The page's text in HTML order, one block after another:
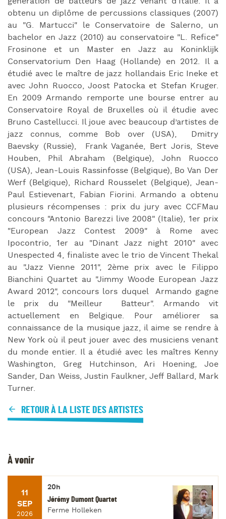
obtenu un diplôme de percussions classiques (2007)
au "G. Martucci" le Conservatoire de Salerno, un
bachelor en Jazz (2010) au conservatoire "L. Refice"
Frosinone et un Master en Jazz au Koninklijk
Conservatorium Den Haag (Hollande) en 2012. Il a
étudié avec le maître de jazz hollandais Eric Ineke et
avec John Ruocco, Joost Patocka et Stefan Kruger.
En 2009 Armando remporte une bourse entrer au
Conservatoire Royal de Bruxelles où il étudie avec
Bruno Castellucci. Il joue avec beaucoup d’artistes de
jazz connus, comme Bob over (USA), Dmitry
Baevsky (Russie), Frank Vaganée, Bert Joris, Steve
Houben, Phil Abraham (Belgique), John Ruocco
(USA), Jean-Louis Rassinfosse (Belgique), Bo Van Der
Werf (Belgique), Richard Rousselet (Belgique), Jean-
Paul Estievenart, Fabian Fiorini. Armando a obtenu
plusieurs récompenses : prix du jury avec CCFMau
concours "Antonio Barezzi live 2008" (Italie), 1er prix
"European Jazz Contest 2009" à Rome avec
Ipocontrio, 1er au "Dinant Jazz night 2010" avec
Unespected 4, finaliste avec le trio de Vincent Thekal
au "Jazz Vienne 2011", 2ème prix avec le Filippo
Bianchini Quartet au "Jimmy Woode European Jazz
Award 2012", concours lors duquel Armando gagne
le prix du "Meilleur Batteur". Armando vit
actuellement en Belgique. Pour améliorer sa
connaissance de la musique jazz, il aime se rendre à
New York où il peut jouer avec des musiciens venant
du monde entier. Il a étudié avec les maîtres Kenny
Washington, Greg Hutchinson, Ari Hoening, Joe
Sander, Dan Weiss, Justin Faulkner, Jeff Ballard, Mark
Turner.
RETOUR À LA LISTE DES ARTISTES
À venir
11
SEP
2026
20h
Jérémy Dumont Quartet
Ferme Holleken